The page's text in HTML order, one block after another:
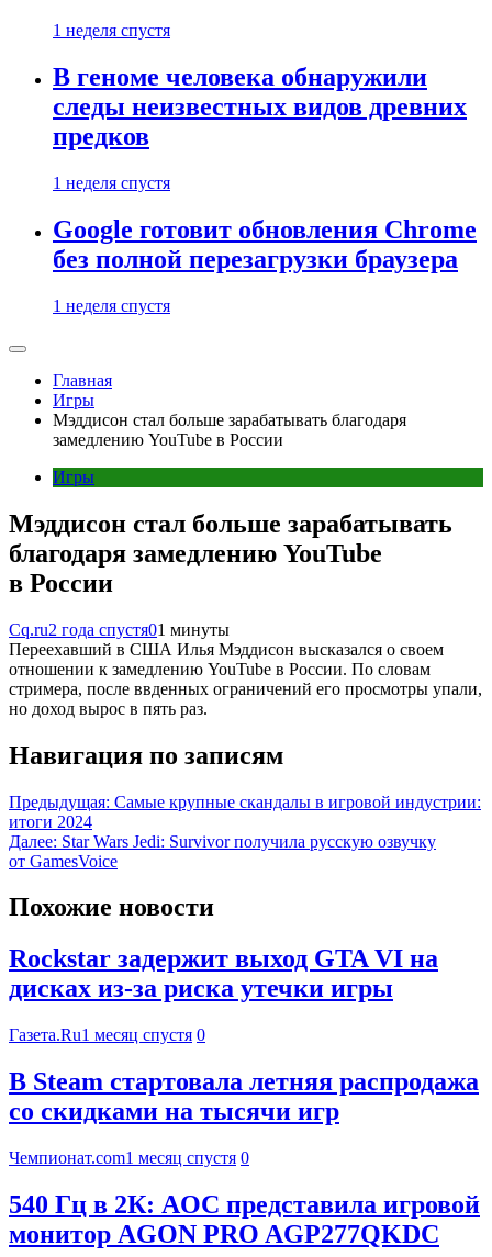
1 неделя спустя
В геноме человека обнаружили
следы неизвестных видов древних
предков
1 неделя спустя
Google готовит обновления Chrome
без полной перезагрузки браузера
1 неделя спустя
Главная
Игры
Мэддисон стал больше зарабатывать благодаря
замедлению YouTube в России
Игры
Мэддисон стал больше зарабатывать
благодаря замедлению YouTube
в России
Cq.ru2 года спустя01 минуты
Переехавший в США Илья Мэддисон высказался о своем
отношении к замедлению YouTube в России. По словам
стримера, после ввденных ограничений его просмотры упали,
но доход вырос в пять раз.
Навигация по записям
Предыдущая: Самые крупные скандалы в игровой индустрии:
итоги 2024
Далее: Star Wars Jedi: Survivor получила русскую озвучку
от GamesVoice
Похожие новости
Rockstar задержит выход GTA VI на
дисках из-за риска утечки игры
Газета.Ru1 месяц спустя 0
В Steam стартовала летняя распродажа
со скидками на тысячи игр
Чемпионат.com1 месяц спустя 0
540 Гц в 2К: AOC представила игровой
монитор AGON PRO AGP277QKDC